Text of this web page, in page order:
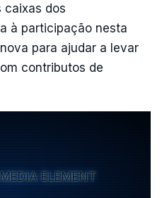
caixas dos
à participação nesta
para ajudar a levar
contributos de
ELEMENT